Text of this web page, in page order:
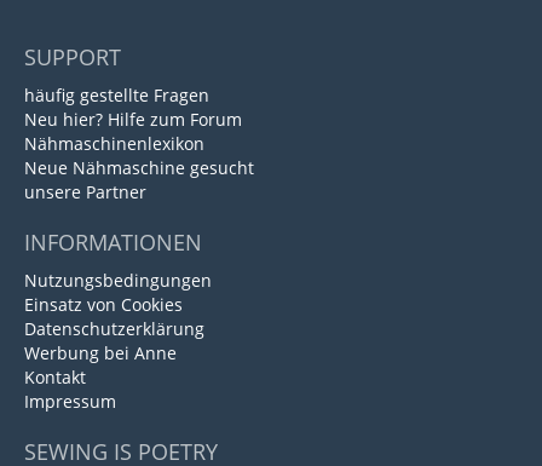
SUPPORT
häufig gestellte Fragen
Neu hier? Hilfe zum Forum
Nähmaschinenlexikon
Neue Nähmaschine gesucht
unsere Partner
INFORMATIONEN
Nutzungsbedingungen
Einsatz von Cookies
Datenschutzerklärung
Werbung bei Anne
Kontakt
Impressum
SEWING IS POETRY